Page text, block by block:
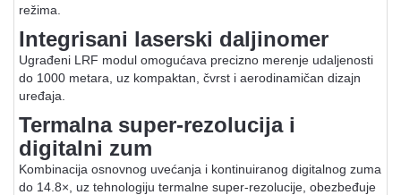
režima.
Integrisani laserski daljinomer
Ugrađeni LRF modul omogućava precizno merenje udaljenosti
do 1000 metara, uz kompaktan, čvrst i aerodinamičan dizajn
uređaja.
Termalna super-rezolucija i
digitalni zum
Kombinacija osnovnog uvećanja i kontinuiranog digitalnog zuma
do 14.8×, uz tehnologiju termalne super-rezolucije, obezbeđuje